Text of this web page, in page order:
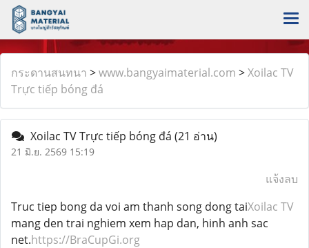
กระดานสนทนา >www.bangyaimaterial.com >Xoilac TV
Trực tiếp bóng đá
Xoilac TV Trực tiếp bóng đá (21 อ่าน)
21 มิ.ย. 2569 15:19
แจ้งลบ
Truc tiep bong da voi am thanh song dong taiXoilac TV
mang den trai nghiem xem hap dan, hinh anh sac
net.https://BraCupGi.org